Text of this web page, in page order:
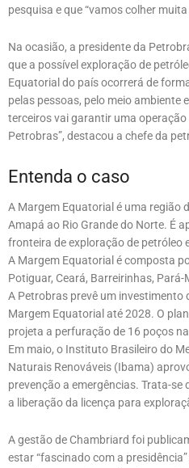
pesquisa e que “vamos colher muita
Na ocasião, a presidente da
que a possível exploração de
Equatorial do país ocorrerá de
pelas pessoas, pelo meio ambiente
terceiros vai garantir uma
Petrobras”, destacou a chefe da
Entenda o caso
A Margem Equatorial é uma região
Amapá ao Rio Grande do Norte. É
fronteira de exploração de petróleo
A Margem Equatorial é composta
Potiguar, Ceará, Barreirinhas,
A Petrobras prevê um investimento
Margem Equatorial até 2028. O
projeta a perfuração de 16 poços
Em maio, o Instituto Brasileiro do
Naturais Renováveis (Ibama)
prevenção a emergências. Trata-
a liberação da licença para
A gestão de Chambriard foi
estar “fascinado com a